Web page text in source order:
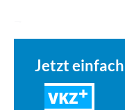
Jetzt
VKZ